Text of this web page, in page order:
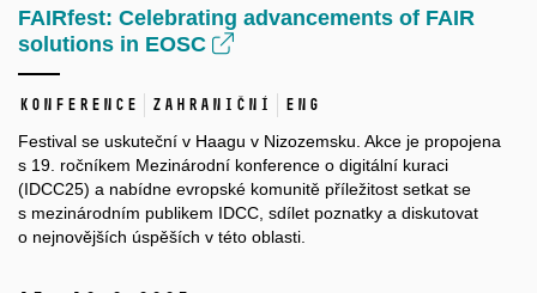
FAIRfest: Celebrating advancements of FAIR
solutions in EOSC
Konference Zahraniční ENG
Festival se uskuteční v Haagu v Nizozemsku. Akce je propojena
s 19. ročníkem Mezinárodní konference o digitální kuraci
(IDCC25) a nabídne evropské komunitě příležitost setkat se
s mezinárodním publikem IDCC, sdílet poznatky a diskutovat
o nejnovějších úspěších v této oblasti.